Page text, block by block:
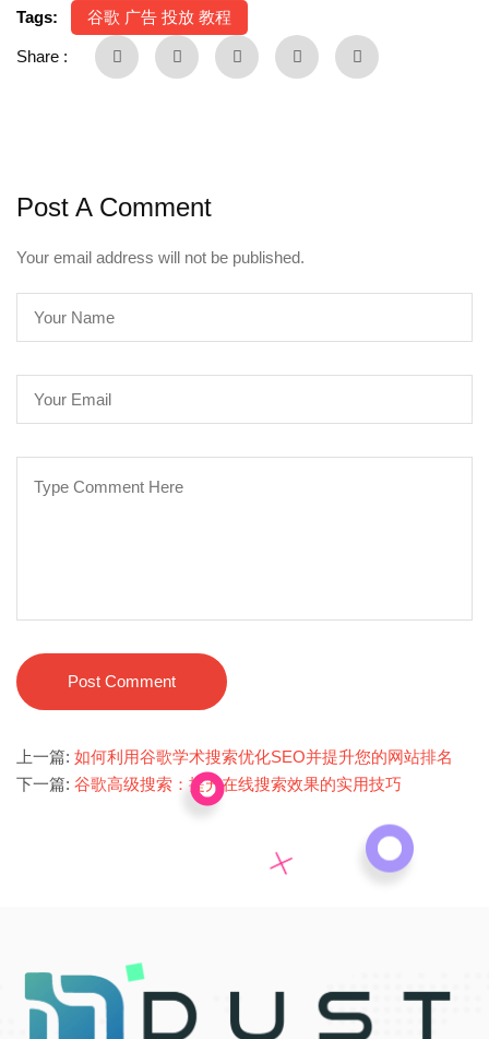
Tags: 谷歌 广告 投放 教程
Share :
Post A Comment
Your email address will not be published.
Post Comment
上一篇: 如何利用谷歌学术搜索优化SEO并提升您的网站排名
下一篇: 谷歌高级搜索：提升在线搜索效果的实用技巧